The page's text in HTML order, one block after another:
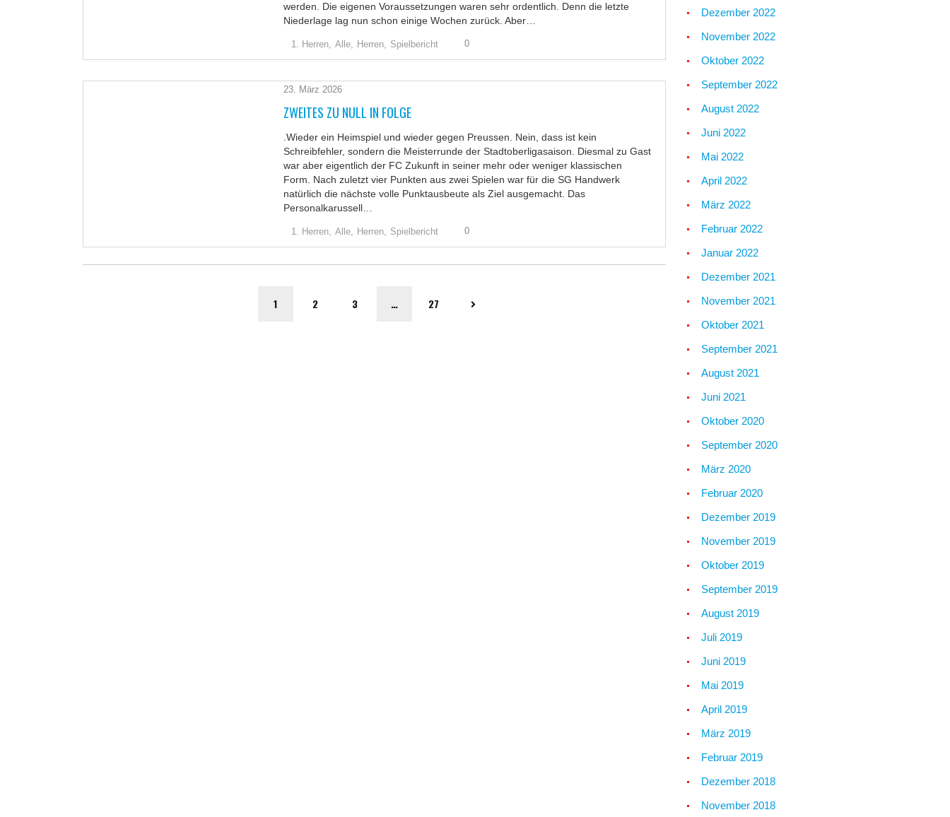
werden. Die eigenen Voraussetzungen waren sehr ordentlich. Denn die letzte
Niederlage lag nun schon einige Wochen zurück. Aber…
1. Herren, Alle, Herren, Spielbericht 0
23. März 2026
ZWEITES ZU NULL IN FOLGE
.Wieder ein Heimspiel und wieder gegen Preussen. Nein, dass ist kein
Schreibfehler, sondern die Meisterrunde der Stadtoberligasaison. Diesmal zu Gast
war aber eigentlich der FC Zukunft in seiner mehr oder weniger klassischen
Form. Nach zuletzt vier Punkten aus zwei Spielen war für die SG Handwerk
natürlich die nächste volle Punktausbeute als Ziel ausgemacht. Das
Personalkarussell…
1. Herren, Alle, Herren, Spielbericht 0
1 2 3 … 27
Dezember 2022
November 2022
Oktober 2022
September 2022
August 2022
Juni 2022
Mai 2022
April 2022
März 2022
Februar 2022
Januar 2022
Dezember 2021
November 2021
Oktober 2021
September 2021
August 2021
Juni 2021
Oktober 2020
September 2020
März 2020
Februar 2020
Dezember 2019
November 2019
Oktober 2019
September 2019
August 2019
Juli 2019
Juni 2019
Mai 2019
April 2019
März 2019
Februar 2019
Dezember 2018
November 2018